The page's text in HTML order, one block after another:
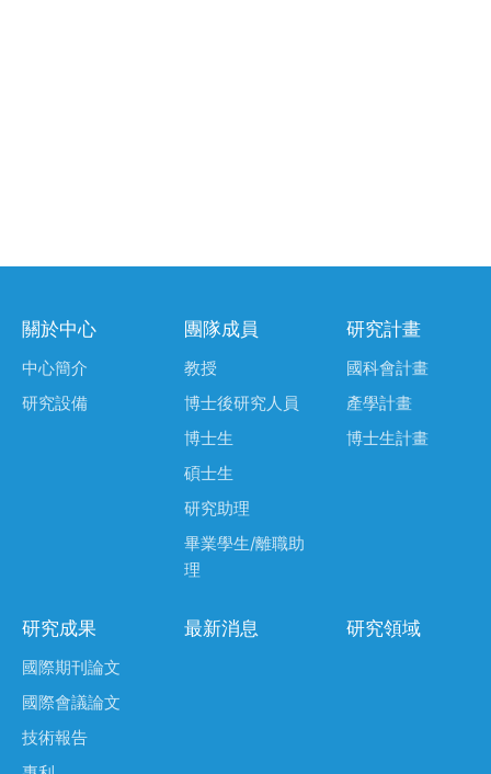
關於中心
中心簡介
研究設備
團隊成員
教授
博士後研究人員
博士生
碩士生
研究助理
畢業學生/離職助
理
研究計畫
國科會計畫
產學計畫
博士生計畫
研究成果
國際期刊論文
國際會議論文
技術報告
最新消息 研究領域